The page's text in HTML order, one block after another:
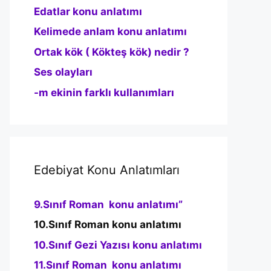
Edatlar konu anlatımı
Kelimede anlam konu anlatımı
Ortak kök ( Kökteş kök) nedir ?
Ses olayları
-m ekinin farklı kullanımları
Edebiyat Konu Anlatımları
9.Sınıf Roman konu anlatımı”
10.Sınıf Roman konu anlatımı
10.Sınıf Gezi Yazısı konu anlatımı
11.Sınıf Roman konu anlatımı